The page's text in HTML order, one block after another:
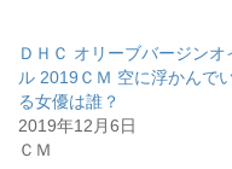
て
T
w
i
t
t
e
o
k
で
有
す
ＤＨＣ オリーブバージンオ
ル 2019ＣＭ 空に浮かんで
る女優は誰？
2019年12月6日
ＣＭ